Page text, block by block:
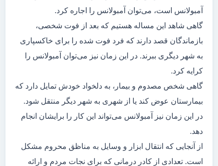
آمبولانس است، می‌توان آمبولانس را اجاره کرد.
گاهی شاهد این مساله هستیم که بعد از فوت شخصی،
بازماندگان قصد دارند که فرد فوت شده را برای خاکسپاری
به شهر دیگری ببرند. در این زمان نیز می‌توان آمبولانس را
کرایه کرد.
گاهی شخص مصدوم و بیمار، به دلخواد خودش تمایل دارد که
بیمارستان عوض کند یا از شهری به شهر دیگر منتقل شود.
در این زمان نیز آمبولانس می‌تواند این کار را برایشان انجام
دهد.
از آنجایی که انتقال ابزار و وسایل به مناظق محروم مشکل
است. تعدادی از کادر درمانی که برای نجات مردم و ارائه